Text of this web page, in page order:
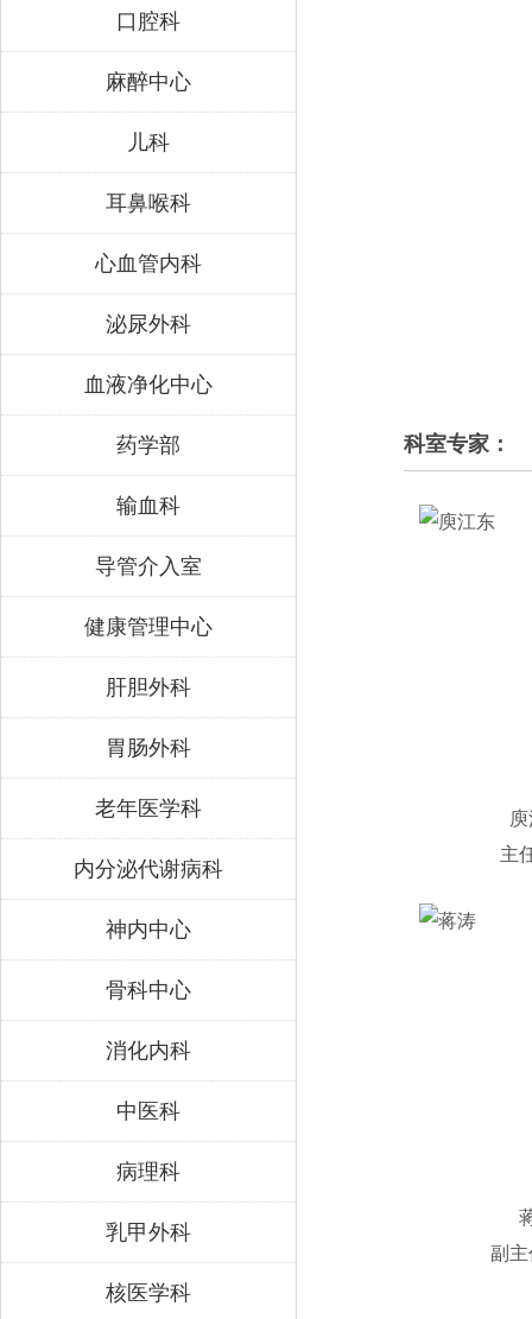
口腔科
麻醉中心
儿科
耳鼻喉科
心血管内科
泌尿外科
血液净化中心
药学部
输血科
导管介入室
健康管理中心
肝胆外科
胃肠外科
老年医学科
内分泌代谢病科
神内中心
骨科中心
消化内科
中医科
病理科
乳甲外科
核医学科
科室专家：
主
副